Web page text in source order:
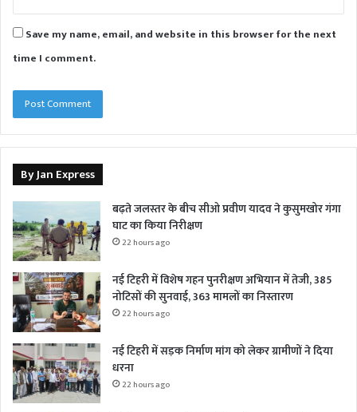
Save my name, email, and website in this browser for the next
time I comment.
By Jan Express
बढ़ते जलस्तर के बीच सीओ प्रवीण यादव ने कुसुमखोर गंगा
घाट का किया निरीक्षण
22 hours ago
नई टिहरी में विशेष गहन पुनरीक्षण अभियान में तेजी, 385
नोटिसों की सुनवाई, 363 मामलों का निस्तारण
22 hours ago
नई टिहरी में सड़क निर्माण मांग को लेकर ग्रामीणों ने दिया
धरना
22 hours ago